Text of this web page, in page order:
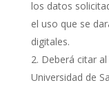
los datos
el uso que se
digitales.
Deberá citar
Universidad de